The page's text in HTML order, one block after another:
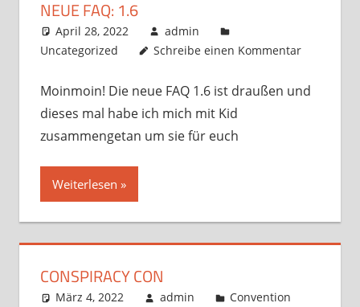
NEUE FAQ: 1.6
April 28, 2022
admin
Uncategorized
Schreibe einen Kommentar
Moinmoin! Die neue FAQ 1.6 ist draußen und
dieses mal habe ich mich mit Kid
zusammengetan um sie für euch
Weiterlesen
CONSPIRACY CON
März 4, 2022 admin
Convention